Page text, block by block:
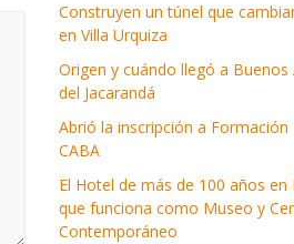
Construyen un túnel que
en Villa Urquiza
Origen y cuándo llegó a Buenos
del Jacarandá
Abrió la inscripción a
CABA
El Hotel de más de 100 años en
que funciona como Museo y
Contemporáneo